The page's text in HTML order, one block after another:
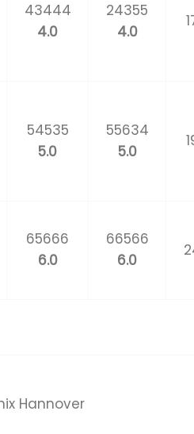
43444
4.0
24355
4.0
54535
5.0
55634
5.0
65666
6.0
66566
6.0
Hannover